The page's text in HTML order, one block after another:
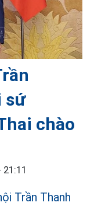
sứ
chào
Trần Thanh